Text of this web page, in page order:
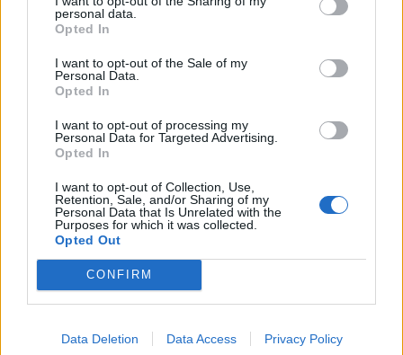
personal data.
Opted In
I want to opt-out of the Sale of my
Personal Data.
Opted In
I want to opt-out of processing my
Personal Data for Targeted Advertising.
Opted In
I want to opt-out of Collection, Use,
Retention, Sale, and/or Sharing of my
Personal Data that Is Unrelated with the
Purposes for which it was collected.
Opted Out
CONFIRM
Data Deletion Data Access Privacy Policy
Šiuo metu skaitomiausi
Pelių ir žiurkių baubas: kas
graužikus gąsdina labiau nei
Taro kortų horoskopas rugpjūčio 7
Dvyniams – pagreitis
Kraupi avarija prie Vilniaus atėmė
kaip bus atsisveikinama su
mergaite, jos mama ir močiute